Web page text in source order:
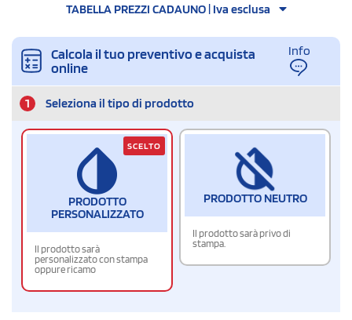
TABELLA PREZZI CADAUNO | Iva esclusa
Calcola il tuo preventivo e acquista
online
Info
1 Seleziona il tipo di prodotto
PRODOTTO
PERSONALIZZATO
Il prodotto sarà
personalizzato con stampa
oppure ricamo
SCELTO
PRODOTTO NEUTRO
Il prodotto sarà privo di
stampa.